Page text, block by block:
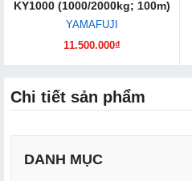
KY1000 (1000/2000kg; 100m)
YAMAFUJI
11.500.000₫
Chi tiết sản phẩm
DANH MỤC